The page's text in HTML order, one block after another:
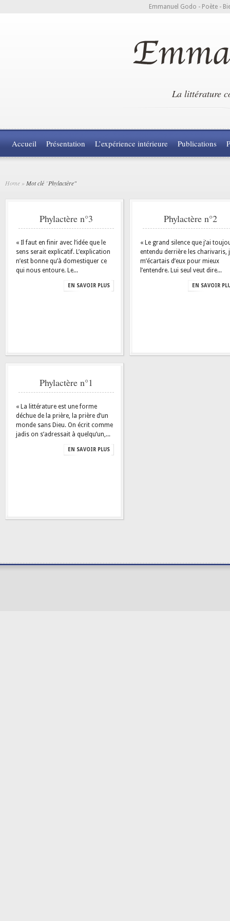
Emmanuel Godo - Poète -
La littérature
Accueil Présentation L’expérience intérieure Publications
Home »Mot clé "Phylactère"
Phylactère n°3
« Il faut en finir avec l’idée que le
sens serait explicatif. L’explication
n’est bonne qu’à domestiquer ce
qui nous entoure. Le...
EN SAVOIR PLUS
Phylactère n°2
« Le grand silence que j’ai
entendu derrière les charivaris,
m’écartais d’eux pour mieux
l’entendre. Lui seul veut dire...
EN SAVOIR
Phylactère n°1
« La littérature est une forme
déchue de la prière, la prière d’un
monde sans Dieu. On écrit comme
jadis on s’adressait à quelqu’un,...
EN SAVOIR PLUS